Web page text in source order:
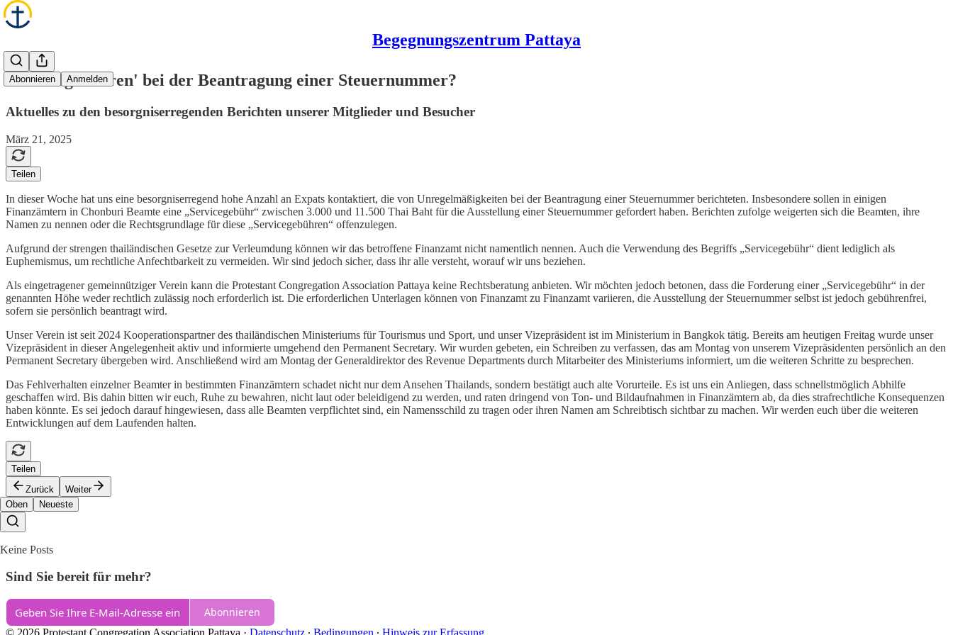
Begegnungszentrum Pattaya
Abonnieren Anmelden
'Servicegebühren' bei der Beantragung einer Steuernummer?
Aktuelles zu den besorgniserregenden Berichten unserer Mitglieder und Besucher
März 21, 2025
Teilen
In dieser Woche hat uns eine besorgniserregend hohe Anzahl an Expats kontaktiert, die von Unregelmäßigkeiten bei der Beantragung einer Steuernummer berichteten. Insbesondere sollen in einigen
Finanzämtern in Chonburi Beamte eine „Servicegebühr“ zwischen 3.000 und 11.500 Thai Baht für die Ausstellung einer Steuernummer gefordert haben. Berichten zufolge weigerten sich die Beamten, ihre
Namen zu nennen oder die Rechtsgrundlage für diese „Servicegebühren“ offenzulegen.
Aufgrund der strengen thailändischen Gesetze zur Verleumdung können wir das betroffene Finanzamt nicht namentlich nennen. Auch die Verwendung des Begriffs „Servicegebühr“ dient lediglich als
Euphemismus, um rechtliche Anfechtbarkeit zu vermeiden. Wir sind jedoch sicher, dass ihr alle versteht, worauf wir uns beziehen.
Als eingetragener gemeinnütziger Verein kann die Protestant Congregation Association Pattaya keine Rechtsberatung anbieten. Wir möchten jedoch betonen, dass die Forderung einer „Servicegebühr“ in der
genannten Höhe weder rechtlich zulässig noch erforderlich ist. Die erforderlichen Unterlagen können von Finanzamt zu Finanzamt variieren, die Ausstellung der Steuernummer selbst ist jedoch gebührenfrei,
sofern sie persönlich beantragt wird.
Unser Verein ist seit 2024 Kooperationspartner des thailändischen Ministeriums für Tourismus und Sport, und unser Vizepräsident ist im Ministerium in Bangkok tätig. Bereits am heutigen Freitag wurde unser
Vizepräsident in dieser Angelegenheit aktiv und informierte umgehend den Permanent Secretary. Wir wurden gebeten, ein Schreiben zu verfassen, das am Montag von unserem Vizepräsidenten persönlich an den
Permanent Secretary übergeben wird. Anschließend wird am Montag der Generaldirektor des Revenue Departments durch Mitarbeiter des Ministeriums informiert, um die weiteren Schritte zu besprechen.
Das Fehlverhalten einzelner Beamter in bestimmten Finanzämtern schadet nicht nur dem Ansehen Thailands, sondern bestätigt auch alte Vorurteile. Es ist uns ein Anliegen, dass schnellstmöglich Abhilfe
geschaffen wird. Bis dahin bitten wir euch, Ruhe zu bewahren, nicht laut oder beleidigend zu werden, und raten dringend von Ton- und Bildaufnahmen in Finanzämtern ab, da dies strafrechtliche Konsequenzen
haben könnte. Es sei jedoch darauf hingewiesen, dass alle Beamten verpflichtet sind, ein Namensschild zu tragen oder ihren Namen am Schreibtisch sichtbar zu machen. Wir werden euch über die weiteren
Entwicklungen auf dem Laufenden halten.
Teilen
Zurück
Weiter
Oben
Neueste
Keine Posts
Sind Sie bereit für mehr?
Abonnieren
© 2026 Protestant Congregation Association Pattaya · Datenschutz ∙ Bedingungen ∙ Hinweis zur Erfassung